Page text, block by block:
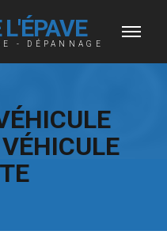
- DÉPANNAGE